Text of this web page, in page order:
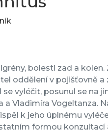
bolesti zad a
oddělení v pojišťovně
vyléčit, posunul se na
a Vladimíra
k jeho úplnému
formou konzultací